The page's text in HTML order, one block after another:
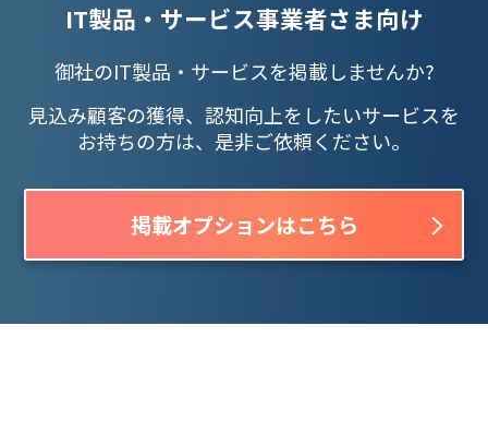
IT製品・サービス事業者さま向け
御社のIT製品・サービスを掲載しませんか?
見込み顧客の獲得、認知向上をしたいサービスを
お持ちの方は、是非ご依頼ください。
掲載オプションはこちら